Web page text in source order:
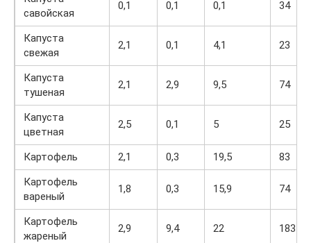
савойская
0,1 0,1 0,1 34
Капуста
свежая
2,1 0,1 4,1 23
Капуста
тушеная
2,1 2,9 9,5 74
Капуста
цветная
2,5 0,1 5 25
Картофель 2,1 0,3 19,5
83
Картофель
вареный
1,8 0,3 15,9 74
Картофель
жареный
2,9 9,4 22 183